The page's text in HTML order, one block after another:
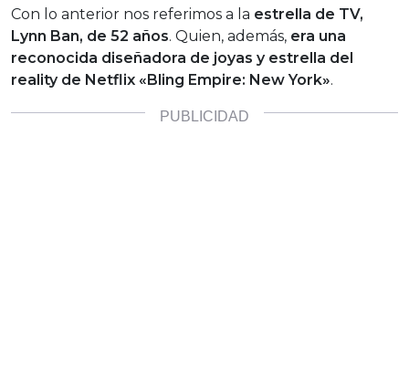
Con lo anterior nos referimos a la estrella de TV,
Lynn Ban, de 52 años. Quien, además, era una
reconocida diseñadora de joyas y estrella del
reality de Netflix «Bling Empire: New York».